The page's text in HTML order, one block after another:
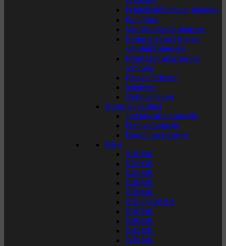
Prigušivači i tracer jedinice
Rail / šine
Vanjske cijevi i adapteri
Kompenzatori trzaja i
razbijači plamena
Montaže i adapteri za
remnike
Pinovi / štiftovi
Selektori
Ostali dijelovi
Baterije i dodaci
Jednokratne baterije
Punjive baterije
Dodaci za baterije
BB-i
0.20 BB
0.23 BB
0.25 BB
0.28 BB
0.30 BB
0.32 / 0.33 BB
0.36 BB
0.40 BB
0.43 BB
0.45 BB